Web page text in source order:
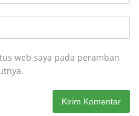
web saya pada peramban